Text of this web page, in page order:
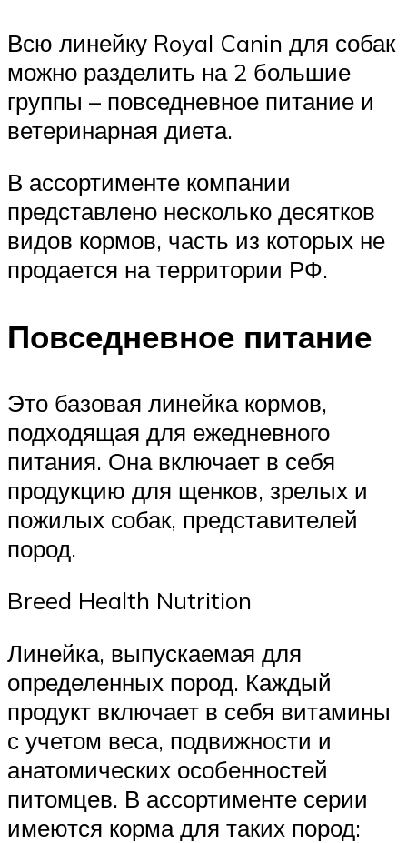
Всю линейку Royal Canin для собак
можно разделить на 2 большие
группы – повседневное питание и
ветеринарная диета.
В ассортименте компании
представлено несколько десятков
видов кормов, часть из которых не
продается на территории РФ.
Повседневное питание
Это базовая линейка кормов,
подходящая для ежедневного
питания. Она включает в себя
продукцию для щенков, зрелых и
пожилых собак, представителей
пород.
Breed Health Nutrition
Линейка, выпускаемая для
определенных пород. Каждый
продукт включает в себя витамины
с учетом веса, подвижности и
анатомических особенностей
питомцев. В ассортименте серии
имеются корма для таких пород: